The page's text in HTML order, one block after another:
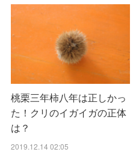
桃栗三年柿八年は正しかっ
た！クリのイガイガの正体
は？
2019.12.14 02:05